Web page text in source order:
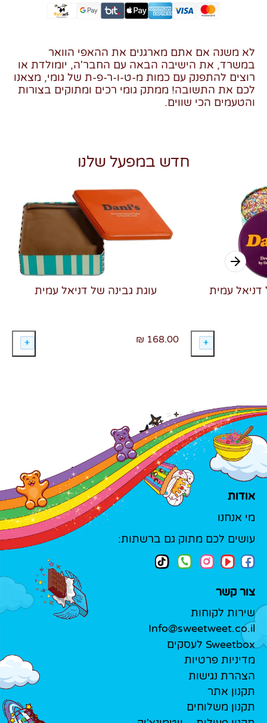
לא משנה אם אתם מארגנים את ההאפי הוואר
במשרד, את הישיבה הבאה עם החבר'ה, יומולדת או
רוצים להתפנק עם כמות מ-ט-ו-ר-פ-ת של גומי, מצאנו
לכם את התשובה! ממתק גומי רכים ומתוקים בצורות
והטעמים הכי שווים.
חדש במפעל שלנו
עוגת גבינה של דניאל עמית
168.00 ₪
דניאל עמית
אודות
מי אנחנו
עושים לכם מתוק גם ברשתות:
צור קשר
שירות לקוחות
Info@sweetweet.co.il
Sweetbox לעסקים
מדיניות פרטיות
הצהרת נגישות
תקנון אתר
תקנון משלוחים